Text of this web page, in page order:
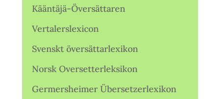
Kääntäjä-Översättaren
Vertalerslexicon
Svenskt översättarlexikon
Norsk Oversetterleksikon
Germersheimer Übersetzerlexikon